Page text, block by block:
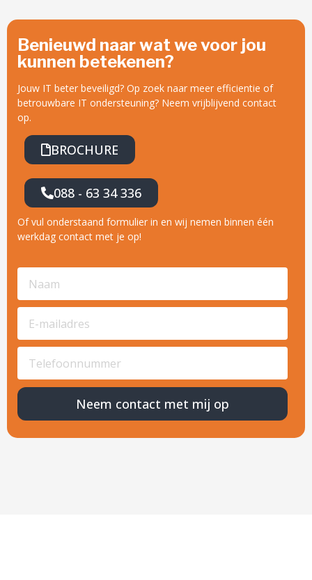
Benieuwd naar wat we voor jou
kunnen betekenen?
Jouw IT beter beveiligd? Op zoek naar meer efficientie of
betrouwbare IT ondersteuning? Neem vrijblijvend contact
op.
BROCHURE
088 - 63 34 336
Of vul onderstaand formulier in en wij nemen binnen één
werkdag contact met je op!
Neem contact met mij op